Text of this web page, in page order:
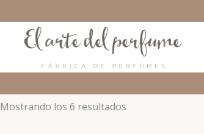
Mostrando los 6 resultados